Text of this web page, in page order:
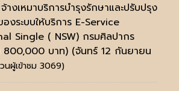
างเหมาบริการบำรุงรักษาและปรับปรุง
งระบบให้บริการ E-Service
Single ( NSW) กรมศิลปากร
800,000 บาท) (จันทร์ 12 กันยายน
นผู้เข้าชม 3069)